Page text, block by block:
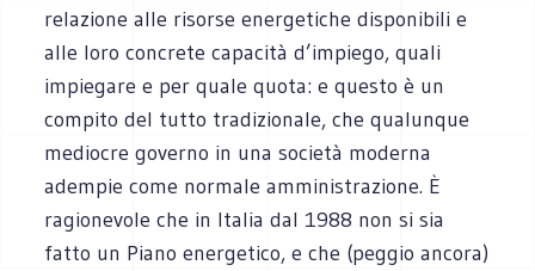
relazione alle risorse energetiche disponibili e
alle loro concrete capacità d’impiego, quali
impiegare e per quale quota: e questo è un
compito del tutto tradizionale, che qualunque
mediocre governo in una società moderna
adempie come normale amministrazione. È
ragionevole che in Italia dal 1988 non si sia
fatto un Piano energetico, e che (peggio ancora)